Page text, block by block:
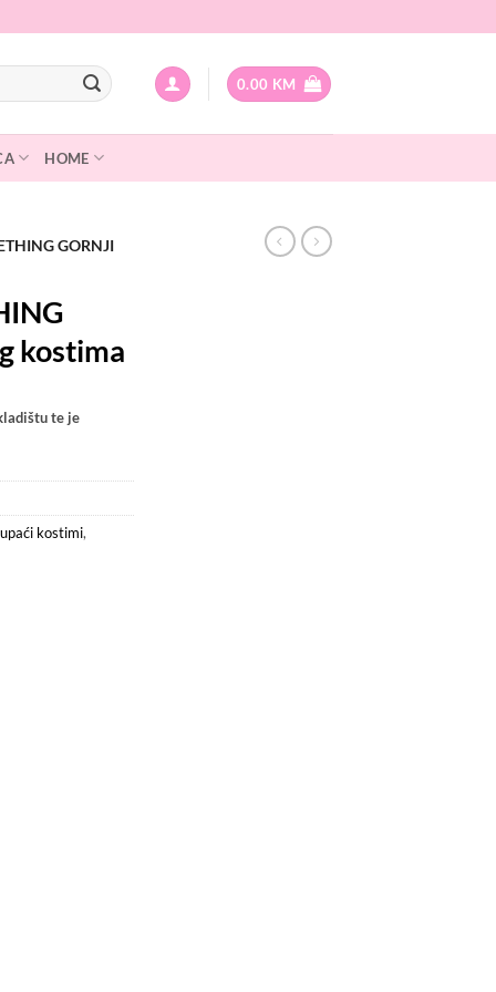
0.00 KM
HOME
GORNJI
kostima
te je
kostimi,